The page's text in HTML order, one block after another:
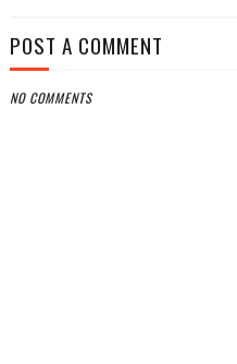
POST A COMMENT
NO COMMENTS